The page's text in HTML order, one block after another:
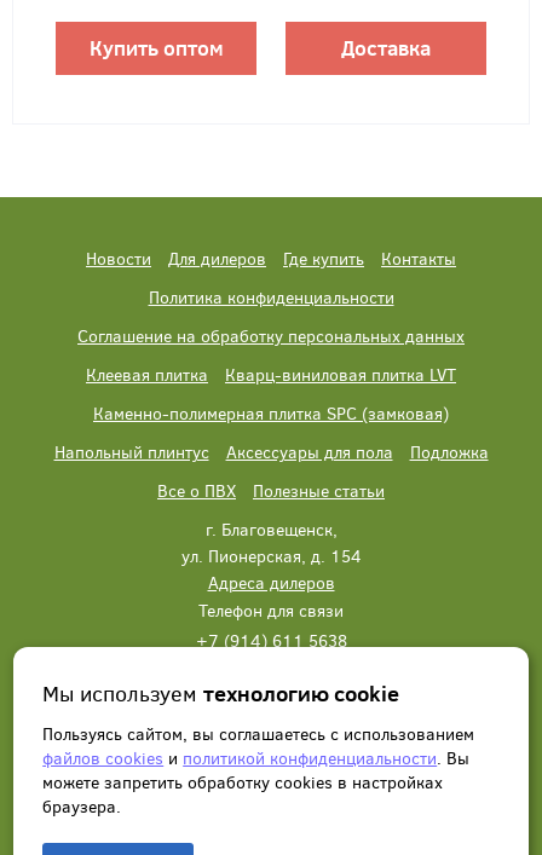
Купить оптом Доставка
Новости Для дилеров Где купить
Контакты
Политика конфиденциальности
Соглашение на обработку персональных данных
Клеевая плитка
Кварц-виниловая плитка LVT
Каменно-полимерная плитка SPC (замковая)
Напольный плинтус
Аксессуары для пола
Подложка
Все о ПВХ
Полезные статьи
г. Благовещенск,
ул. Пионерская, д. 154
Адреса дилеров
Телефон для связи
+7 (914) 611 5638
Написать нам Заказать звонок
Мы используемтехнологию cookie
Пользуясь сайтом, вы соглашаетесь с использованием
файлов cookies и политикой конфиденциальности. Вы
можете запретить обработку сookies в настройках
браузера.